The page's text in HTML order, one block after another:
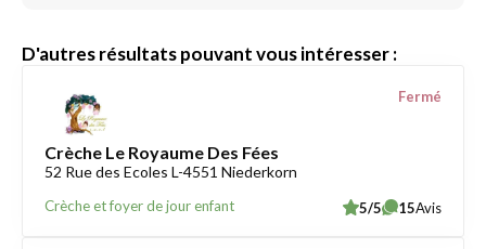
D'autres résultats pouvant vous intéresser :
Crèche Le Royaume Des Fées
52 Rue des Ecoles L-4551 Niederkorn
Crèche et foyer de jour enfant
Fermé
5/5 15Avis